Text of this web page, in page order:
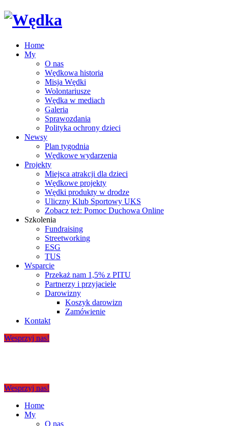
Home
My
O nas
Wędkowa historia
Misja Wędki
Wolontariusze
Wędka w mediach
Galeria
Sprawozdania
Polityka ochrony dzieci
Newsy
Plan tygodnia
Wędkowe wydarzenia
Projekty
Miejsca atrakcji dla dzieci
Wędkowe projekty
Wędki produkty w drodze
Uliczny Klub Sportowy UKS
Zobacz też: Pomoc Duchowa Online
Szkolenia
Fundraising
Streetworking
ESG
TUS
Wsparcie
Przekaż nam 1,5% z PITU
Partnerzy i przyjaciele
Darowizny
Koszyk darowizn
Zamówienie
Kontakt
Wesprzyj nas!
Wesprzyj nas!
Home
My
O nas